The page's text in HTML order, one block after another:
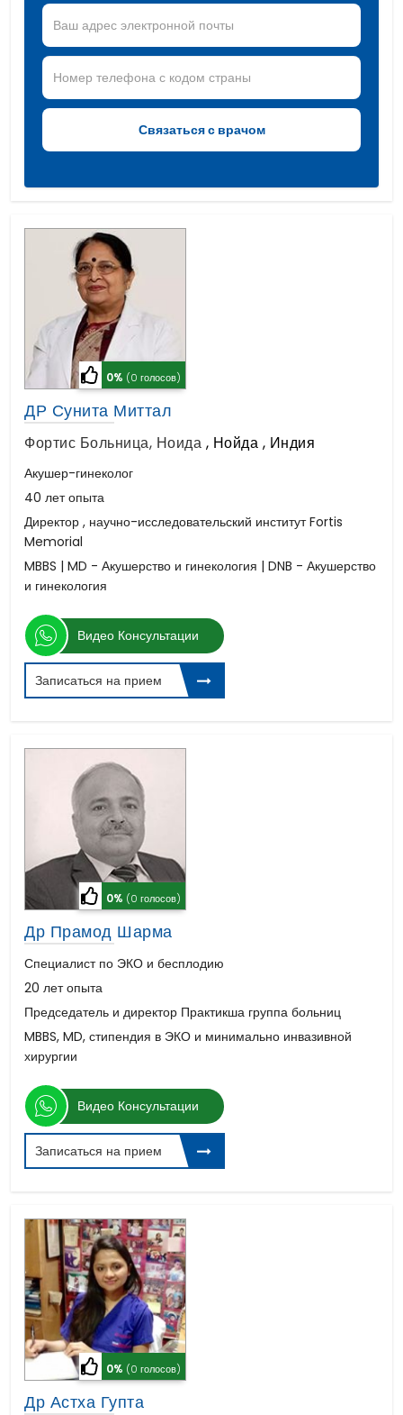
0% (0 голосов)
ДР Сунита Миттал
Фортис Больница, Ноида , Нойда , Индия
Акушер-гинеколог
40 лет опыта
Директор , научно-исследовательский институт Fortis
Memorial
MBBS | MD - Акушерство и гинекология | DNB - Акушерство
и гинекология
Видео Консультации
Записаться на прием
0% (0 голосов)
Др Прамод Шарма
Специалист по ЭКО и бесплодию
20 лет опыта
Председатель и директор Практикша группа больниц
MBBS, MD, стипендия в ЭКО и минимально инвазивной
хирургии
Видео Консультации
Записаться на прием
0% (0 голосов)
Др Астха Гупта